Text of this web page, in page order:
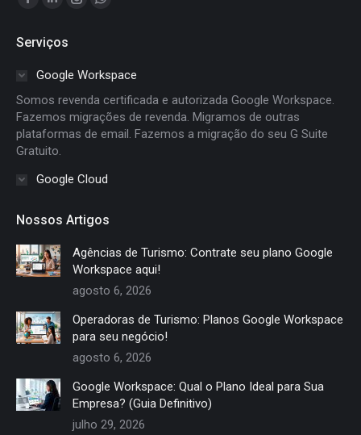
Facebook
opens
window
Linkedin
opens
in
window
Instagram
in
window
Whatsapp
in
window
Serviços
Google Workspace
Somos revenda certificada e autorizada Google Workspace.
Fazemos migrações de revenda. Migramos de outras
plataformas de email. Fazemos a migração do seu G Suite
Gratuito.
Google Cloud
Nossos Artigos
Agências de Turismo: Contrate seu plano Google
Workspace aqui!
agosto 6, 2026
Operadoras de Turismo: Planos Google Workspace
para seu negócio!
agosto 6, 2026
Google Workspace: Qual o Plano Ideal para Sua
Empresa? (Guia Definitivo)
julho 29, 2026